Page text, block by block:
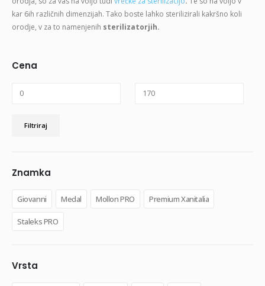
kar 6ih različnih dimenzijah. Tako boste lahko sterilizirali kakršno koli
orodje, v za to namenjenih sterilizatorjih.
Cena
cena
cena
Filtriraj
Znamka
Giovanni Medal Mollon PRO Premium Xanitalia
Staleks PRO
Vrsta